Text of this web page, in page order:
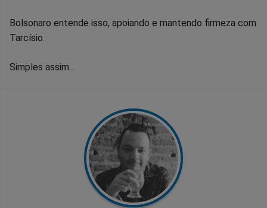
Bolsonaro entende isso, apoiando e mantendo firmeza com
Tarcísio.
Simples assim...